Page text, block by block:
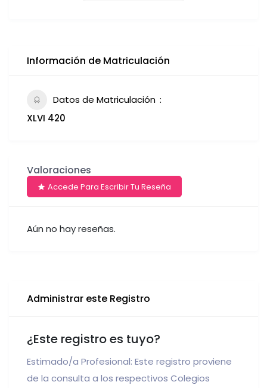
Información de Matriculación
Datos de Matriculación
XLVI 420
Valoraciones
Accede Para Escribir Tu Reseña
Aún no hay reseñas.
Administrar este Registro
¿Este registro es tuyo?
Estimado/a Profesional: Este registro proviene
de la consulta a los respectivos Colegios